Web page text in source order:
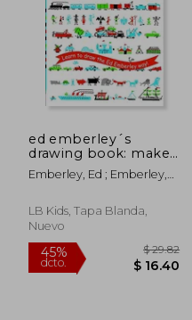
45%
dcto. $ 11.28
ed emberley´s
drawing book: make
a world (en Inglés)
Emberley, Ed ; Emberley,
LB Kids, Tapa Blanda,
Nuevo